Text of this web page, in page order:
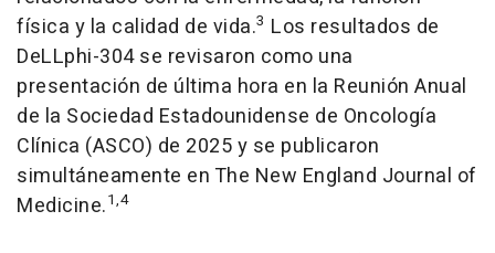
física y la calidad de vida.3 Los resultados de
DeLLphi-304 se revisaron como una
presentación de última hora en la Reunión Anual
de la Sociedad Estadounidense de Oncología
Clínica (ASCO) de 2025 y se publicaron
simultáneamente en The New England Journal of
Medicine.1,4